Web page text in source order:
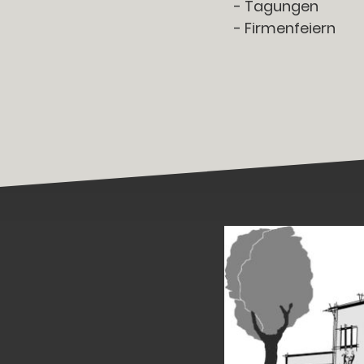
- Tagungen
- Firmenfeiern